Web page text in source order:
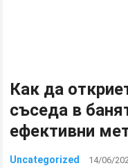
Как да
съседа в
ефективни
Uncategorized 14/06/